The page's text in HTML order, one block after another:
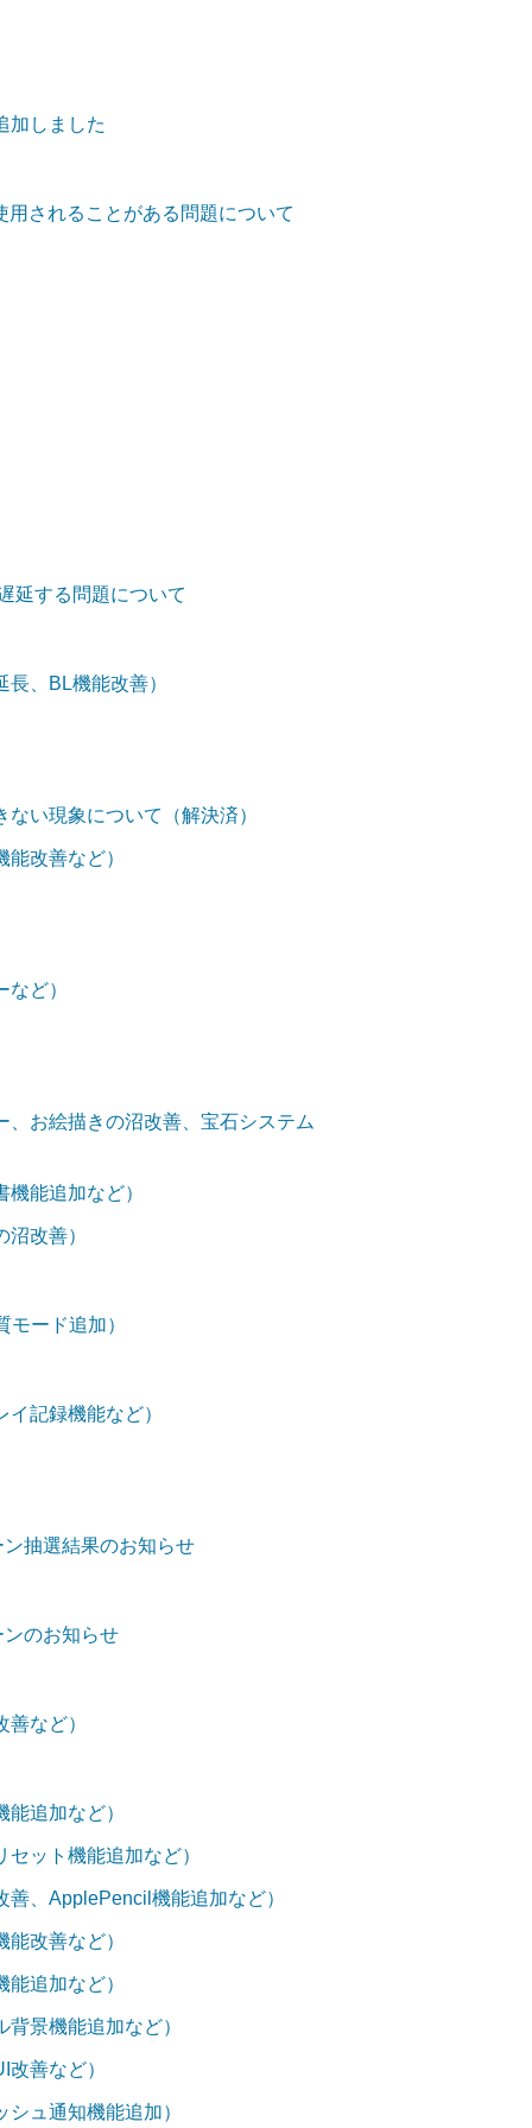
加しました
されることがある問題について
延する問題について
、BL機能改善）
い現象について（解決済）
改善など）
ど）
お絵描きの沼改善、宝石システム
能追加など）
改善）
ード追加）
記録機能など）
抽選結果のお知らせ
のお知らせ
など）
追加など）
ット機能追加など）
、ApplePencil機能追加など）
改善など）
追加など）
景機能追加など）
善など）
ュ通知機能追加）